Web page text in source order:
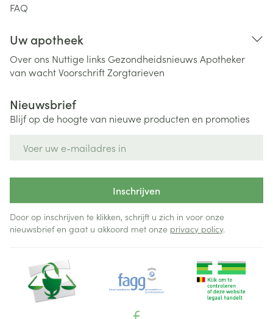
FAQ
Uw apotheek
Over ons Nuttige links Gezondheidsnieuws Apotheker
van wachtVoorschriftZorgtarieven
Nieuwsbrief
Blijf op de hoogte van nieuwe producten en promoties
Inschrijven
Door op inschrijven te klikken, schrijft u zich in voor onze
nieuwsbrief en gaat u akkoord met onze privacy policy.